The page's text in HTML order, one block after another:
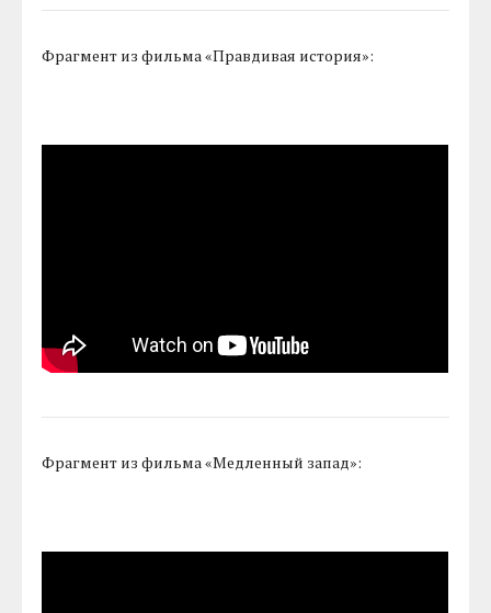
Фрагмент из фильма «Правдивая история»:
Фрагмент из фильма «Медленный запад»: